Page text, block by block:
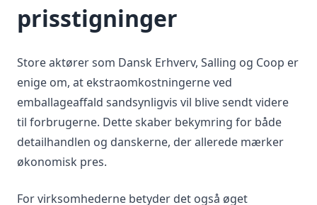
prisstigninger
Store aktører som Dansk Erhverv, Salling og Coop er
enige om, at ekstraomkostningerne ved
emballageaffald sandsynligvis vil blive sendt videre
til forbrugerne. Dette skaber bekymring for både
detailhandlen og danskerne, der allerede mærker
økonomisk pres.
For virksomhederne betyder det også øget